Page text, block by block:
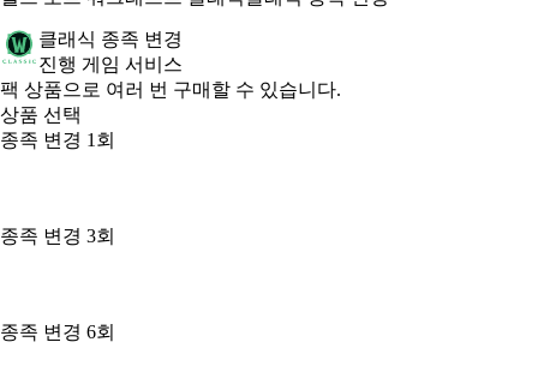
클래식 종족 변경
진행 게임 서비스
Product Notification
팩 상품으로 여러 번 구매할 수 있습니다.
상품 선택
종족 변경 1회
종족 변경 3회
종족 변경 6회